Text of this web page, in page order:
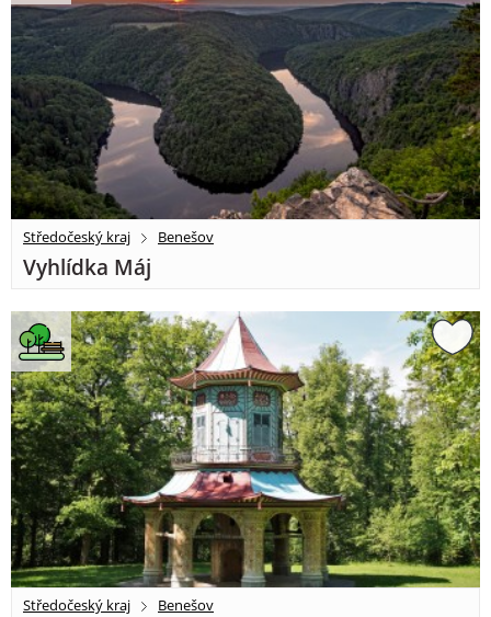
Středočeský kraj Benešov
Vyhlídka Máj
Středočeský kraj Benešov